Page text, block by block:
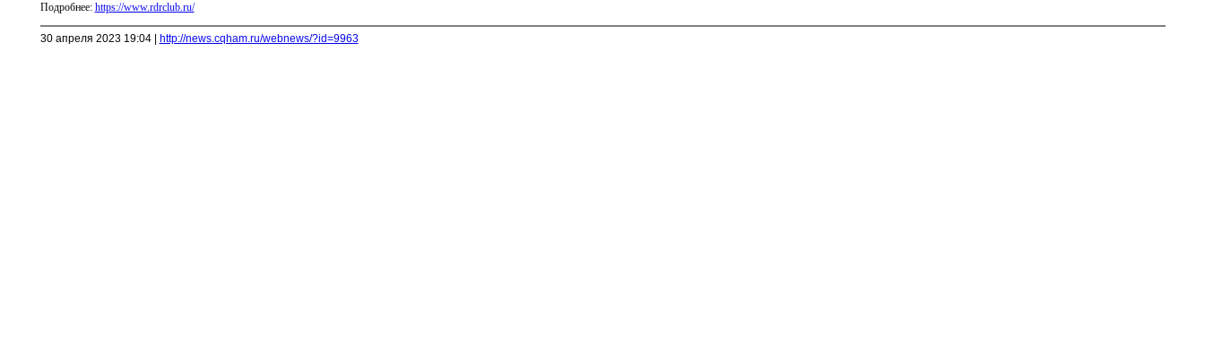
Подробнее: https://www.rdrclub.ru/
30 апреля 2023 19:04 | http://news.cqham.ru/webnews/?id=9963